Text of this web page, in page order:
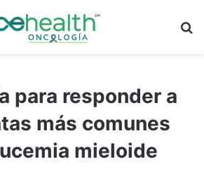
para responder a
más comunes
mieloide